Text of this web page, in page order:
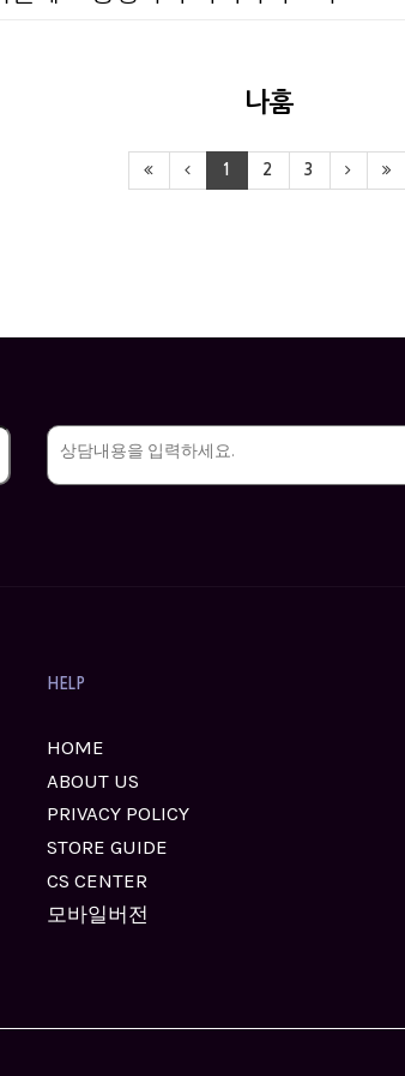
나훔
1 2 3
HELP
HOME
ABOUT US
PRIVACY POLICY
STORE GUIDE
CS CENTER
모바일버전